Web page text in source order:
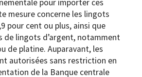
pour importer ces
mesure concerne les lingots
pour cent ou plus, ainsi que
de lingots d’argent, notamment
de platine. Auparavant, les
autorisées sans restriction en
de la Banque centrale